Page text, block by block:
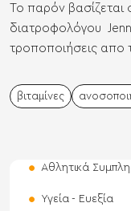
To παρόν βασίζεται
διατροφολόγου
τροποποιήσεις απο
βιταμίνες
Αθλητικά
Υγεία - Ευεξία